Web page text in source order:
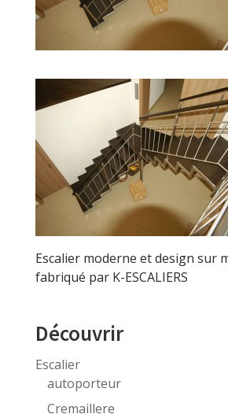
Escalier moderne et design sur
fabriqué par K-ESCALIERS
Découvrir
Escalier
autoporteur
Cremaillere